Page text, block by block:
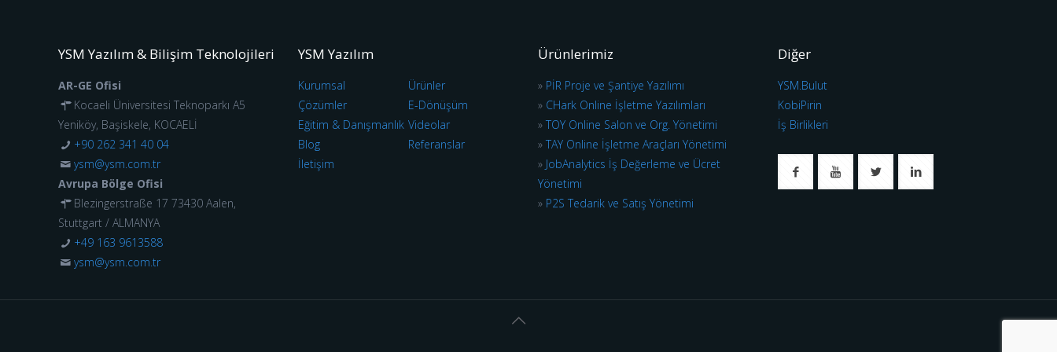
YSM Yazılım & Bilişim Teknolojileri
AR-GE Ofisi
Kocaeli Üniversitesi Teknoparkı A5
Yeniköy, Başiskele, KOCAELİ
+90 262 341 40 04
ysm@ysm.com.tr
Avrupa Bölge Ofisi
Blezingerstraße 17 73430 Aalen,
Stuttgart / ALMANYA
+49 163 9613588
ysm@ysm.com.tr
YSM Yazılım
Kurumsal
Ürünler
Çözümler
E-Dönüşüm
Eğitim & Danışmanlık Videolar
Blog
Referanslar
İletişim
Ürünlerimiz
» PİR Proje ve Şantiye Yazılımı
» CHark Online İşletme Yazılımları
»TOY Online Salon ve Org. Yönetimi
»TAY Online İşletme Araçları Yönetimi
» JobAnalytics İş Değerleme ve Ücret
Yönetimi
» P2S Tedarik ve Satış Yönetimi
Diğer
YSM.Bulut
KobiPirin
İş Birlikleri